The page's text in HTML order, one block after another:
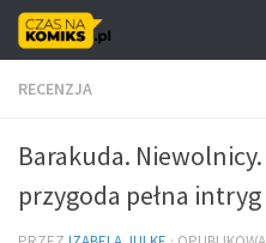
Skip to content
RECENZJA
Barakuda.
przygoda pełna